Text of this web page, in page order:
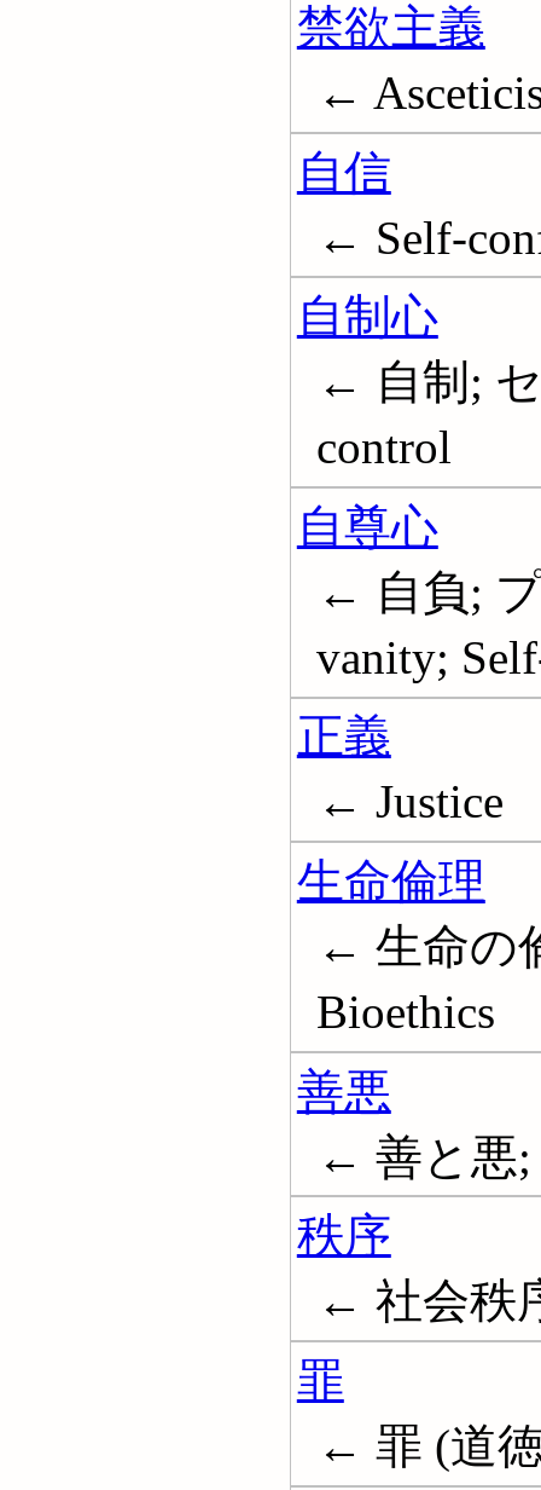
禁欲主義
←
自信
← Self-
自制心
← 自制;
control
自尊心
← 自負;
vanity;
正義
← Justice
生命倫理
← 生命の
Bioethics
善悪
← 善と悪;
秩序
← 社会秩
罪
← 罪 (道